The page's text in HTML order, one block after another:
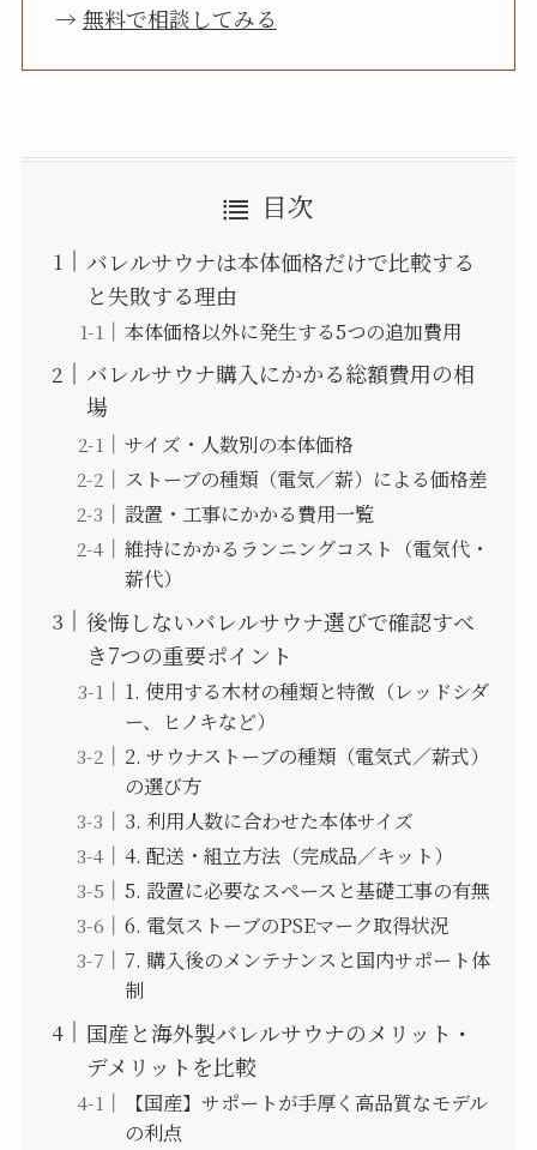
→ 無料で相談してみる
目次
バレルサウナは本体価格だけで比較する
と失敗する理由
本体価格以外に発生する5つの追加費用
バレルサウナ購入にかかる総額費用の相
場
サイズ・人数別の本体価格
ストーブの種類（電気／薪）による価格差
設置・工事にかかる費用一覧
維持にかかるランニングコスト（電気代・
薪代）
後悔しないバレルサウナ選びで確認すべ
き7つの重要ポイント
1. 使用する木材の種類と特徴（レッドシダ
ー、ヒノキなど）
2. サウナストーブの種類（電気式／薪式）
の選び方
3. 利用人数に合わせた本体サイズ
4. 配送・組立方法（完成品／キット）
5. 設置に必要なスペースと基礎工事の有無
6. 電気ストーブのPSEマーク取得状況
7. 購入後のメンテナンスと国内サポート体
制
国産と海外製バレルサウナのメリット・
デメリットを比較
【国産】サポートが手厚く高品質なモデル
の利点